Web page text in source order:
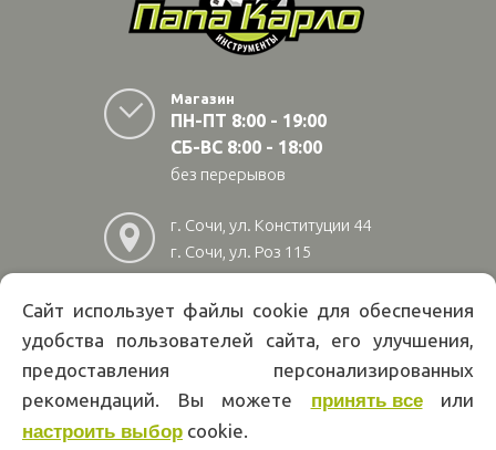
Магазин
ПН-ПТ 8:00 - 19:00
СБ-ВС 8:00 - 18:00
без перерывов
г. Сочи, ул. Конституции 44
г. Сочи, ул. Роз 115
г. Адлер, ул Авиационная
28/10
222 02 01
офертой. Указанные цены действуют только при оформлении заказа
через интернет-магазин papakarlotools.ru.
Сайт использует файлы cookie для обеспечения
удобства пользователей сайта, его улучшения,
предоставления персонализированных
рекомендаций. Вы можете принять всеили
настроить выбор cookie.